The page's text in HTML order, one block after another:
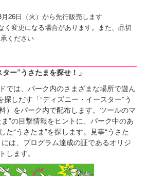
26日（火）から先行販売します
く変更になる場合があります。また、品切
ください
ー”うさたまを探せ！」
では、パーク内のさまざまな場所で遊ん
探しだす「“ディズニー・イースター”う
）をパーク内で配布します。ツールのマ
”の目撃情報をヒントに、パーク中のあ
た“うさたま”を探します。見事“うさた
は、プログラム達成の証であるオリジ
します。